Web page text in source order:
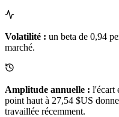
Volatilité : un beta de 0,94
marché.
Amplitude annuelle : l'écart
point haut à 27,54 $US
travaillée récemment.